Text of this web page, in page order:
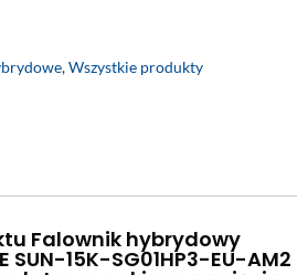
,Wszystkie produkty
Falownik hybrydowy
SUN-15K-SG01HP3-EU-AM2